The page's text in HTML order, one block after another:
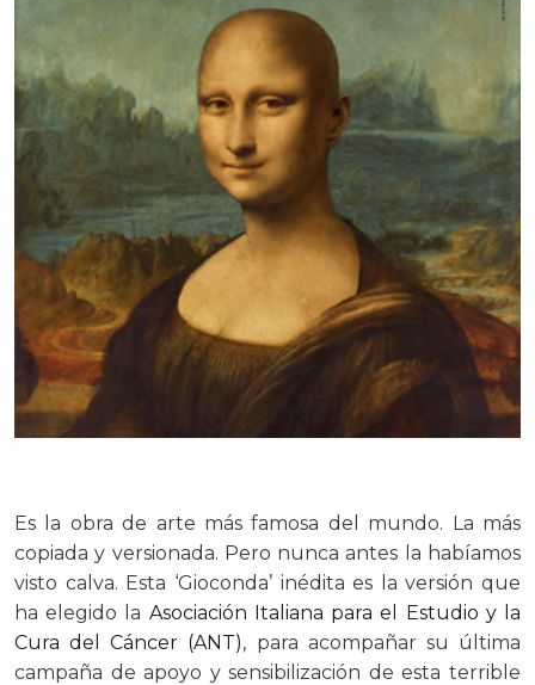
Es la obra de arte más famosa del mundo. La más
copiada y versionada. Pero nunca antes la habíamos
visto calva. Esta ‘Gioconda’ inédita es la versión que
ha elegido la Asociación Italiana para el Estudio y la
Cura del Cáncer (ANT), para acompañar su última
campaña de apoyo y sensibilización de esta terrible